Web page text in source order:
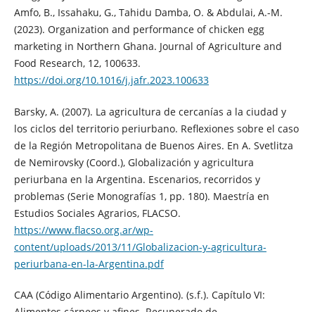
Amfo, B., Issahaku, G., Tahidu Damba, O. & Abdulai, A.-M.
(2023). Organization and performance of chicken egg
marketing in Northern Ghana. Journal of Agriculture and
Food Research, 12, 100633.
https://doi.org/10.1016/j.jafr.2023.100633
Barsky, A. (2007). La agricultura de cercanías a la ciudad y
los ciclos del territorio periurbano. Reflexiones sobre el caso
de la Región Metropolitana de Buenos Aires. En A. Svetlitza
de Nemirovsky (Coord.), Globalización y agricultura
periurbana en la Argentina. Escenarios, recorridos y
problemas (Serie Monografías 1, pp. 180). Maestría en
Estudios Sociales Agrarios, FLACSO.
https://www.flacso.org.ar/wp-
content/uploads/2013/11/Globalizacion-y-agricultura-
periurbana-en-la-Argentina.pdf
CAA (Código Alimentario Argentino). (s.f.). Capítulo VI: